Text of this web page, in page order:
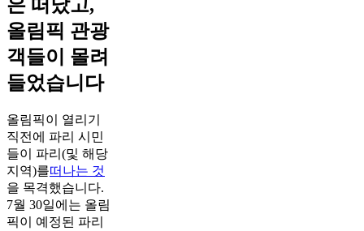
은 떠났고,
올림픽 관광
객들이 몰려
들었습니다
올림픽이 열리기
직전에 파리 시민
들이 파리(및 해당
지역)를떠나는 것
을 목격했습니다.
7월 30일에는 올림
픽이 예정된 파리